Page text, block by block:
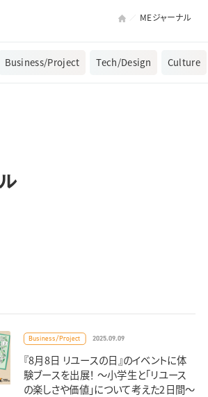
MEジャーナル
Business/Project Tech/Design Culture
Business/Project 2025.09.09
『8月8日 リユースの日』のイベントに体
験ブースを出展！ 〜小学生と「リユース
の楽しさや価値」について考えた2日間〜